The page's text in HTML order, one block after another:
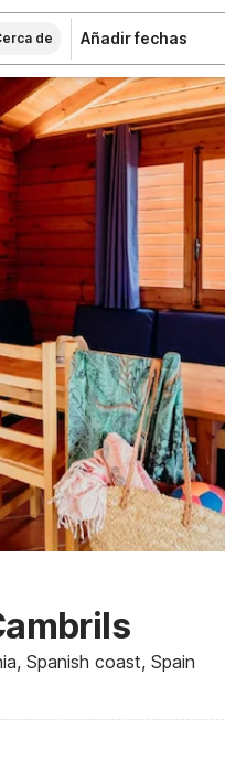
de Añadir fechas
Spanish coast, Spain